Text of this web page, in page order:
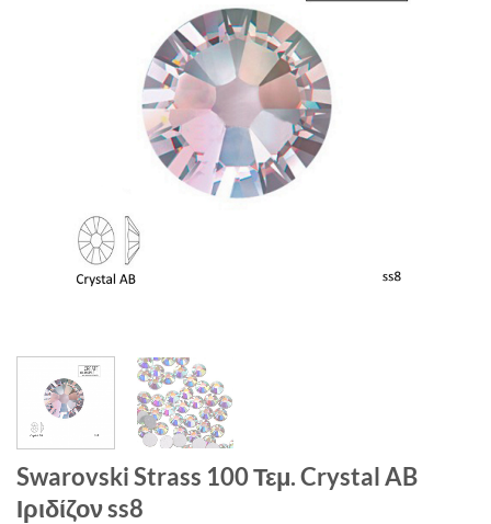
Swarovski Strass 100 Τεμ. Crystal AB
Ιριδίζον ss8